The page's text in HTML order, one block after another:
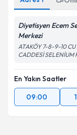
Diyetisyen Ecem
Merkezi
ATAKÖY 7-8-9-10 CU
CADDESİ SELENİUM
En Yakın Saatler
09:00